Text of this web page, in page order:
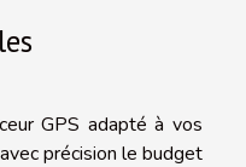
GPS adapté à vos
précision le budget